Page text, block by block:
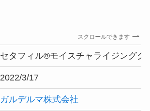
スクロールできます
セタフィル®モイスチャライジングク
2022/3/17
ガルデルマ株式会社